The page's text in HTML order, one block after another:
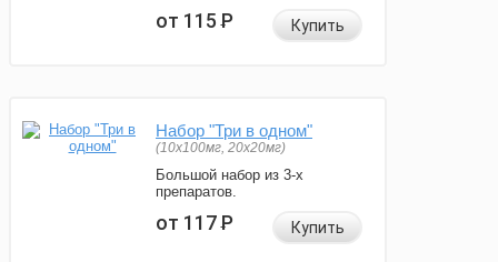
от 115Р Купить
Набор "Три в одном"
(10x100мг, 20x20мг)
Большой набор из 3-х
препаратов.
от 117Р Купить